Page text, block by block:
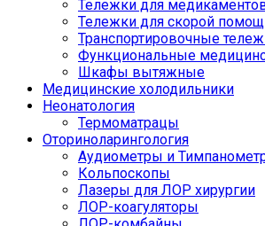
Тележки для
Тележки для скорой
Транспортировочные
Функциональные
Шкафы вытяжные
Медицинские холодильники
Неонатология
Термоматрацы
Оториноларингология
Аудиометры и
Кольпоскопы
Лазеры для ЛОР хирургии
ЛОР-коагуляторы